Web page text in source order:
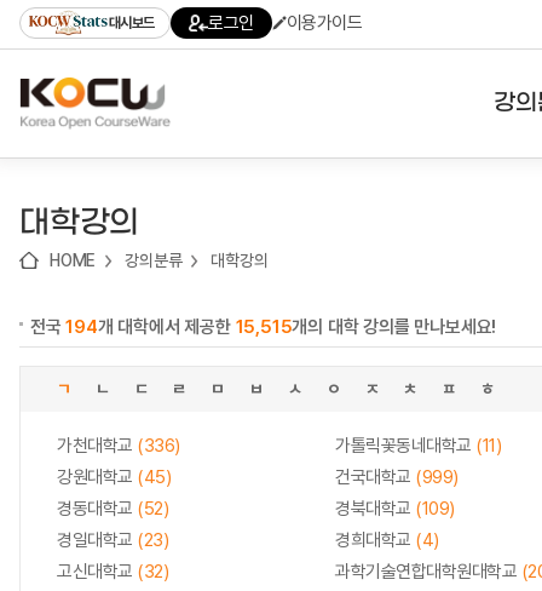
기
기
기
content)
가
대시보드 로그인 이용가이드
강
대학강의
HOME 강의분류 대학강의
전국194개 대학에서 제공한 15,515개의 대학 강의를 만나보세요!
ㄱ ㄴ ㄷ ㄹ ㅁ ㅂ ㅅ ㅇ ㅈ ㅊ ㅍ ㅎ
가천대학교 (336) 가톨릭꽃동네대학교 (11)
강원대학교 (45) 건국대학교 (999)
경동대학교 (52) 경북대학교 (109)
경일대학교 (23) 경희대학교 (4)
고신대학교 (32) 과학기술연합대학원대학교